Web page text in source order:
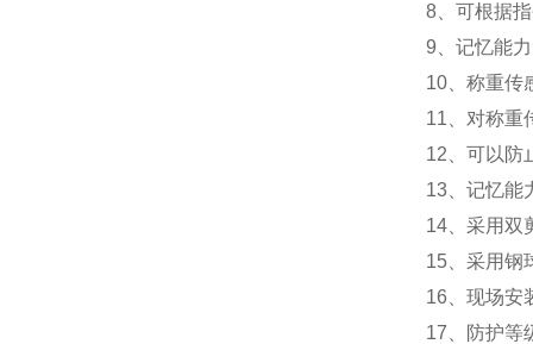
8 、可根据
9 、记忆能
10 、称重
11 、对称
12 、可以
13 、记忆
14 、采用
15 、采用
16 、现场
17 、防护